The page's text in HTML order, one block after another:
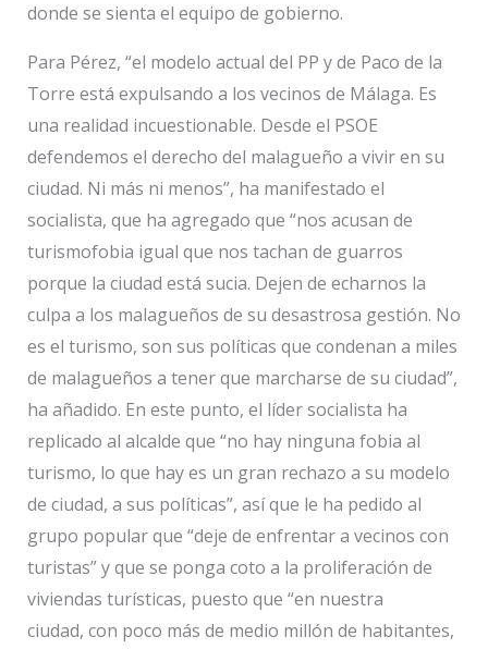
donde se sienta el equipo de gobierno.
Para Pérez, “el modelo actual del PP y de Paco de la
Torre está expulsando a los vecinos de Málaga. Es
una realidad incuestionable. Desde el PSOE
defendemos el derecho del malagueño a vivir en su
ciudad. Ni más ni menos”, ha manifestado el
socialista, que ha agregado que “nos acusan de
turismofobia igual que nos tachan de guarros
porque la ciudad está sucia. Dejen de echarnos la
culpa a los malagueños de su desastrosa gestión. No
es el turismo, son sus políticas que condenan a miles
de malagueños a tener que marcharse de su ciudad”,
ha añadido. En este punto, el líder socialista ha
replicado al alcalde que “no hay ninguna fobia al
turismo, lo que hay es un gran rechazo a su modelo
de ciudad, a sus políticas”, así que le ha pedido al
grupo popular que “deje de enfrentar a vecinos con
turistas” y que se ponga coto a la proliferación de
viviendas turísticas, puesto que “en nuestra
ciudad, con poco más de medio millón de habitantes,